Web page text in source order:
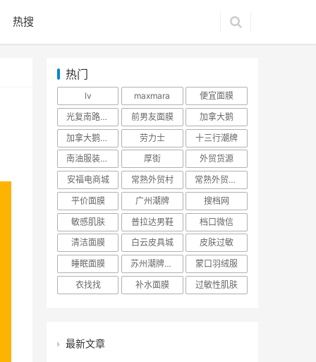
热搜
热门
lv maxmara
便宜面膜
光复南路潮牌
前男友面膜
加拿大鹅
加拿大鹅羽绒服
劳力士
十三行潮牌
南油服装批发市场
厚街
外贸货源
安福电商城
常熟外贸村
常熟外贸村货源
平价面膜
广州潮牌
搜档网
敏感肌肤
普拉达男鞋
档口微信
清洁面膜
白云皮具城
皮肤过敏
睡眠面膜
苏州潮牌货源
蒙口羽绒服
衣找找
补水面膜 过敏性肌肤
最新文章